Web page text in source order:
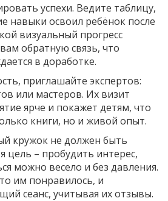
успехи. Ведите таблицу,
навыки освоил ребёнок после
визуальный прогресс
обратную связь, что
в доработке.
приглашайте экспертов:
или мастеров. Их визит
ярче и покажет детям, что
книги, но и живой опыт.
кружок не должен быть
цель – пробудить интерес,
можно весело и без давления.
им понравилось, и
сеанс, учитывая их отзывы.